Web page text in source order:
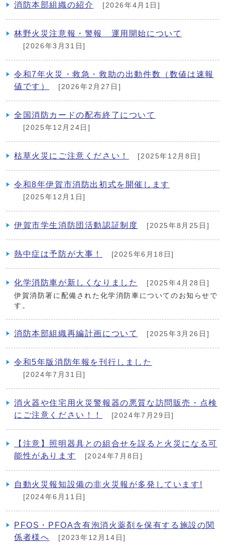
消防本部組織の紹介 [2026年4月1日]
林野火災注意報・警報 運用開始について
[2026年3月31日]
令和7年火災・救急・救助の出動件数（数値は速報
値です）
[2026年2月27日]
全国消防カードの配布終了について
[2025年12月24日]
枯草火災にご注意ください！ [2025年12月8日]
令和8年伊賀市消防出初式を開催します
[2025年12月1日]
伊賀市学生消防団活動認証制度 [2025年8月25日]
熱中症は予防が大事！ [2025年6月18日]
化学消防車が新しくなりました
[2025年4月28日]
伊賀消防署に配備された化学消防車についてのお知らせで
す。
消防本部組織再編計画について [2025年3月26日]
令和5年版消防年報を刊行しました
[2024年7月31日]
消火器や住宅用火災警報器の悪質な訪問販売・点検
にご注意ください！！
[2024年7月29日]
【注意】照明器具との組合せを誤ると火災になる可
能性があります
[2024年7月8日]
自動火災報知設備の非火災報が多発しています!
[2024年6月11日]
PFOS・PFOA含有泡消火薬剤を保有する施設の関
係者様へ
[2023年12月14日]